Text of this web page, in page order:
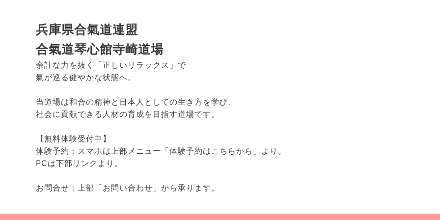
兵庫県合氣道連盟
合氣道琴心館寺崎道場
余計な力を抜く「正しいリラックス」で
氣が巡る健やかな状態へ。
当道場は和合の精神と日本人としての生き方を学び、
社会に貢献できる人材の育成を目指す道場です。
【無料体験受付中】
体験予約：スマホは上部メニュー「体験予約はこちらから」より。
PCは下部リンクより。
お問合せ：上部「お問い合わせ」から承ります。